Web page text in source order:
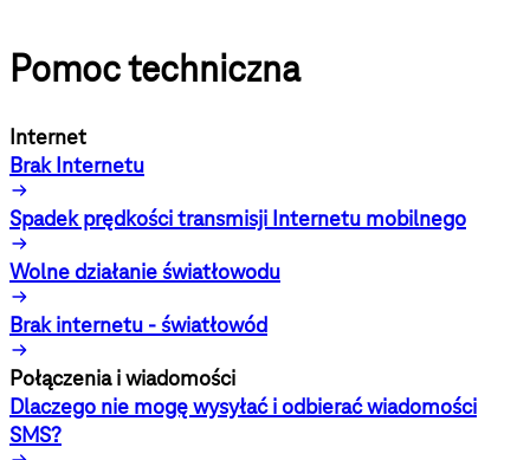
Pomoc techniczna
Internet
Brak Internetu
Spadek prędkości transmisji Internetu mobilnego
Wolne działanie światłowodu
Brak internetu - światłowód
Połączenia i wiadomości
Dlaczego nie mogę wysyłać i odbierać wiadomości
SMS?